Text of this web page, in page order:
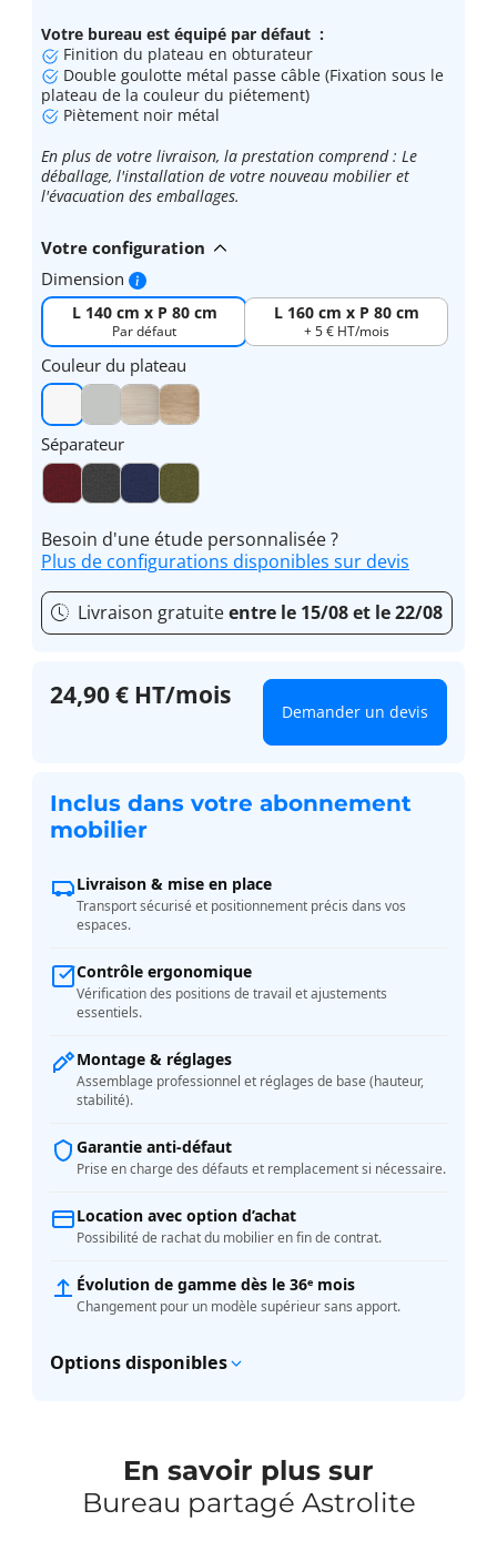
Votre bureau est équipé par défaut :
Finition du plateau en obturateur
Double goulotte métal passe câble (Fixation sous le
plateau de la couleur du piétement)
Piètement noir métal
En plus de votre livraison, la prestation comprend : Le
déballage, l'installation de votre nouveau mobilier et
l'évacuation des emballages.
Votre configuration
Dimension
L 140 cm x P 80 cm
Par défaut
L 160 cm x P 80 cm
+ 5 € HT/mois
Couleur du plateau
Séparateur
Besoin d'une étude personnalisée ?
Plus de configurations disponibles sur devis
Livraison gratuiteentre le 15/08 et le 22/08
24,90 € HT/mois
Demander un devis
Inclus dans votre abonnement
mobilier
Livraison & mise en place
Transport sécurisé et positionnement précis dans vos
espaces.
Contrôle ergonomique
Vérification des positions de travail et ajustements
essentiels.
Montage & réglages
Assemblage professionnel et réglages de base (hauteur,
stabilité).
Garantie anti-défaut
Prise en charge des défauts et remplacement si nécessaire.
Location avec option d’achat
Possibilité de rachat du mobilier en fin de contrat.
Évolution de gamme dès le 36ᵉ mois
Changement pour un modèle supérieur sans apport.
Options disponibles
En savoir plus sur
Bureau partagé Astrolite